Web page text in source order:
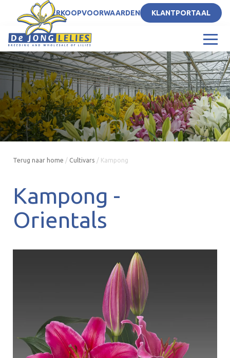
NLVERKOOPVOORWAARDEN KLANTPORTAAL
Terug naar home / Cultivars / Kampong
Kampong -
Orientals